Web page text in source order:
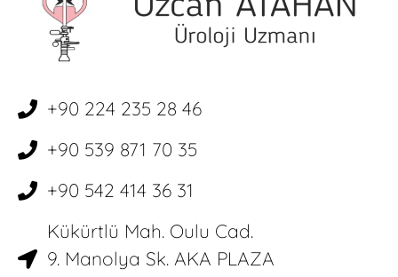
+90 224 235 28 46
+90 539 871 70 35
+90 542 414 36 31
Kükürtlü Mah. Oulu Cad.
9. Manolya Sk. AKA PLAZA